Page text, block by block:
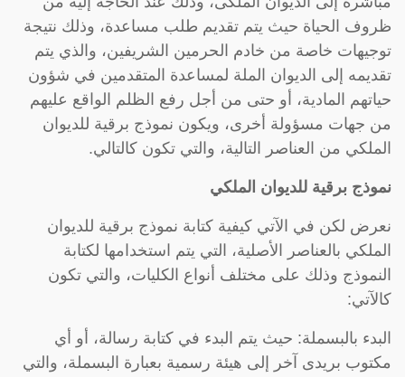
ظروف الحياة حيث يتم تقديم طلب مساعدة، وذلك نتيجة
توجيهات خاصة من خادم الحرمين الشريفين، والذي يتم
تقديمه إلى الديوان الملة لمساعدة المتقدمين في شؤون
حياتهم المادية، أو حتى من أجل رفع الظلم الواقع عليهم
من جهات مسؤولة أخرى، ويكون نموذج برقية للديوان
الملكي من العناصر التالية، والتي تكون كالتالي.
نموذج برقية للديوان الملكي
نعرض لكن في الآتي كيفية كتابة نموذج برقية للديوان
الملكي بالعناصر الأصلية، التي يتم استخدامها لكتابة
النموذج وذلك على مختلف أنواع الكليات، والتي تكون
كالآتي:
البدء بالبسملة: حيث يتم البدء في كتابة رسالة، أو أي
مكتوب بريدى آخر إلى هيئة رسمية بعبارة البسملة، والتي